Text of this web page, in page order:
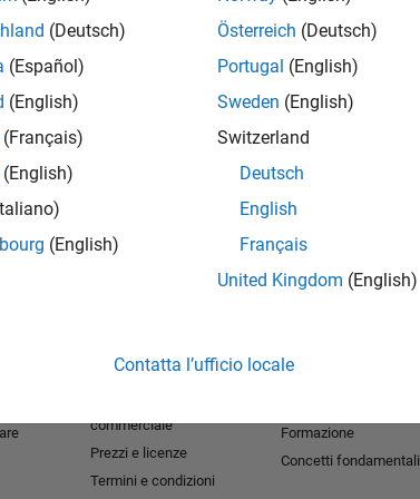
(Deutsch)
(Español)
(English)
(Français)
(English)
(English)
Österreich (Deutsch)
Portugal (English)
Sweden (English)
Switzerland
Deutsch
English
Français
United Kingdom (English)
Contatta l’ufficio locale
commerciale
Prezzi e licenze
Termini e condizioni
Formazione
Concetti fondamentali